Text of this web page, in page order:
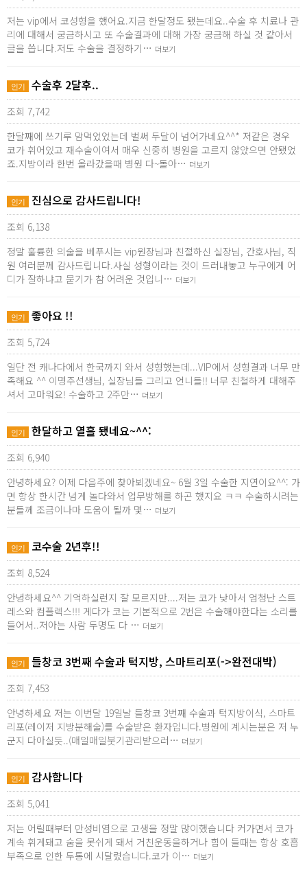
저는 vip에서 코성형을 했어요.지금 한달정도 됐는데요..수술 후 치료나 관
리에 대해서 궁금하시고 또 수술결과에 대해 가장 궁금해 하실 것 같아서
글을 씁니다.저도 수술을 결정하기… 더보기
인기 수술후 2달후..
조회 7,742
한달째에 쓰기루 맘먹었었는데 벌써 두달이 넘어가네요^^* 저같은 경우
코가 휘어있고 재수술이여서 매우 신중히 병원을 고르지 않았으면 안됐었
죠.지방이라 한번 올라갔을때 병원 다~돌아… 더보기
인기 진심으로 감사드립니다!
조회 6,138
정말 훌륭한 의술을 베푸시는 vip원장님과 친절하신 실장님, 간호사님, 직
원 여러분께 감사드립니다.사실 성형이라는 것이 드러내놓고 누구에게 어
디가 잘하냐고 묻기가 참 어려운 것입니… 더보기
인기 좋아요 !!
조회 5,724
일단 전 캐나다에서 한국까지 와서 성형했는데...VIP에서 성형결과 너무 만
족해요 ^^ 이명주선생님, 실장님들 그리고 언니들!! 너무 친철하게 대해주
셔서 고마워요! 수술하고 2주만… 더보기
인기 한달하고 열흘 됐네요~^^:
조회 6,940
안녕하세요? 이제 다음주에 찾아뵈겠네요~ 6월 3일 수술한 지연이요^^: 가
면 항상 한시간 넘게 놀다와서 업무방해를 하곤 했지요 ㅋㅋ 수술하시려는
분들께 조금이나마 도움이 될까 몇… 더보기
인기 코수술 2년후!!
조회 8,524
안녕하세요^^ 기억하실런지 잘 모르지만....저는 코가 낮아서 엄청난 스트
레스와 컴플렉스!!! 게다가 코는 기본적으로 2번은 수술해야한다는 소리를
들어서..저아는 사람 두명도 다 … 더보기
인기 들창코 3번째 수술과 턱지방, 스마트리포(->완전대박)
조회 7,453
안녕하세요 저는 이번달 19일날 들창코 3번째 수술과 턱지방이식, 스마트
리포(레이저 지방분해술)를 수술받은 환자입니다.병원에 계시는분은 저 누
군지 다아실듯..(매일매일붓기관리받으러… 더보기
인기 감사합니다
조회 5,041
저는 어릴때부터 만성비염으로 고생을 정말 많이했습니다 커가면서 코가
계속 휘게돼고 숨을 못쉬게 돼서 거친운동을하거나 힘이 들때는 항상 호흡
부족으로 인한 두통에 시달렸습니다.코가 이… 더보기